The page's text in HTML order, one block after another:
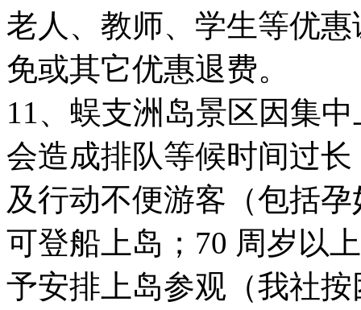
老人、教师、学生等优
免或其它优惠退费。
11、蜈支洲岛景区因集
会造成排队等候时间过
及行动不便游客（包括
可登船上岛；70 周岁以
予安排上岛参观（我社